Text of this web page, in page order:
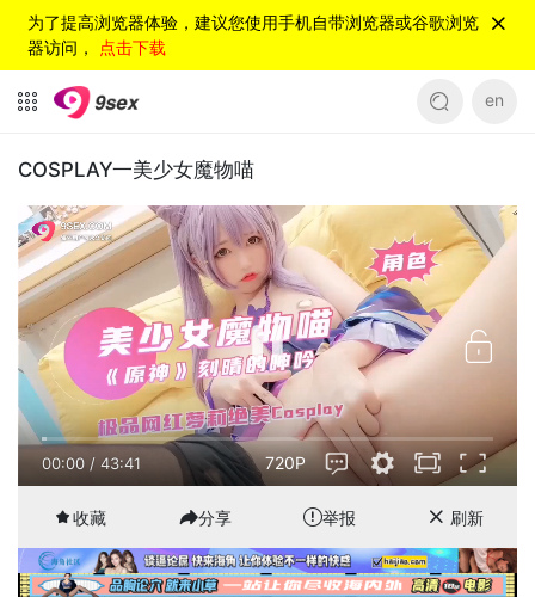
为了提高浏览器体验，建议您使用手机自带浏览器或谷歌浏览
器访问， 点击下载
en
COSPLAY一美少女魔物喵
00:00 / 43:41 720P
收藏 分享 举报 刷新